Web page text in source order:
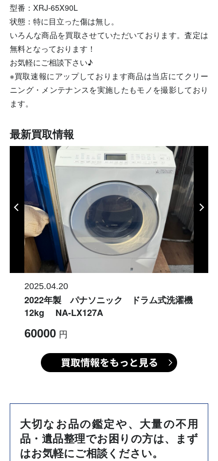
型番：XRJ-65X90L
状態：特に目立った傷は無し。
いろんな商品を買取させていただいております。査定は
無料となっております！
お気軽にご相談下さい♪
※買取速報にアップしております商品は当店にてクリー
ニング・メンテナンスを実施したもモノを撮影しており
ます。
最新買取情報
2025.04.20
2022年製 パナソニック ドラム式洗濯機
12kg NA-LX127A
60000
大切なお品の鑑定や、大量の不用
品・遺品整理でお困りの方は、
まず
はお気軽にご相談ください。